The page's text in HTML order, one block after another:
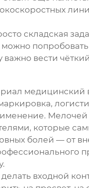
складская
вести
медицинский
Мелочей
которые
болей — от
входной